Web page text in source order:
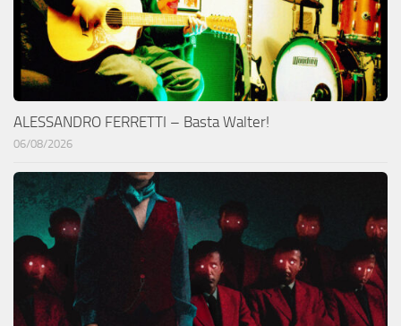
ALESSANDRO FERRETTI – Basta Walter!
06/08/2026